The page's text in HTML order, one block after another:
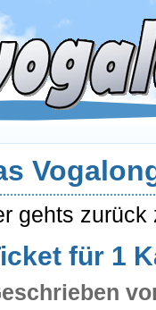
gehts
für 1